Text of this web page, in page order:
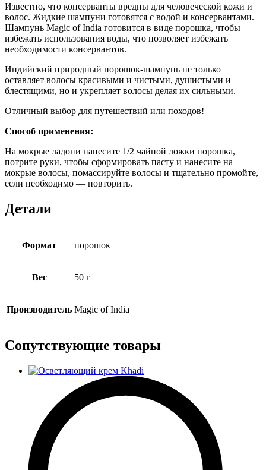
Известно, что консерванты вредны для человеческой кожи и
волос. Жидкие шампуни готовятся с водой и консервантами.
Шампунь Magic of India готовится в виде порошка, чтобы
избежать использования воды, что позволяет избежать
необходимости консервантов.
Индийский природный порошок-шампунь не только
оставляет волосы красивыми и чистыми, душистыми и
блестящими, но и укрепляет волосы делая их сильными.
Отличный выбор для путешествий или походов!
Способ применения:
На мокрые ладони нанесите 1/2 чайной ложки порошка,
потрите руки, чтобы сформировать пасту и нанесите на
мокрые волосы, помаcсируйте волосы и тщательно промойте,
если необходимо — повторить.
Детали
Формат порошок
Вес 50 г
Производитель Magic of India
Сопутствующие товары